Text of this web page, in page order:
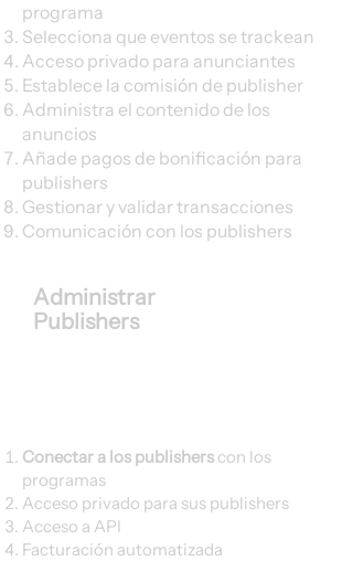
programa
Selecciona que eventos se trackean
Acceso privado para anunciantes
Establece la comisión de publisher
Administra el contenido de los
anuncios
Añade pagos de bonificación para
publishers
Gestionar y validar transacciones
Comunicación con los publishers
Administrar
Publishers
Conectar a los publishers con los
programas
Acceso privado para sus publishers
Acceso a API
Facturación automatizada